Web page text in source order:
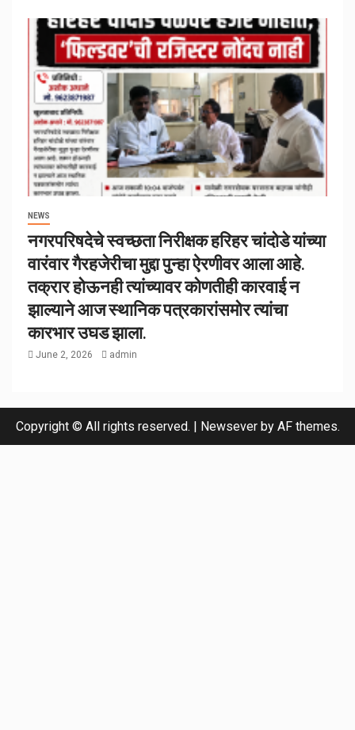
NEWS
नगरपरिषदेचे स्वच्छता निरीक्षक हरिहर चांदोडे यांच्या
वारंवार गैरहजेरीचा मुद्दा पुन्हा ऐरणीवर आला आहे.
तक्रार होऊनही त्यांच्यावर कोणतीही कारवाई न
झाल्याने आज स्थानिक पत्रकारांसमोर त्यांचा
कारभार उघड झाला.
June 2, 2026 admin
Copyright © All rights reserved. Newseverby AF themes.